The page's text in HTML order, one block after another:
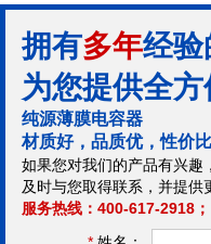
拥有多年经验
为您提供全
纯源薄膜电容器
材质好，品质优，性价比
如果您对我们的产品有兴趣
及时与您取得联系，并提供
服务热线：400-617-2918；